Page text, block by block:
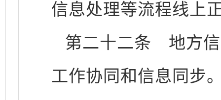
信息处理等流程线上
第二十二条 地方信
工作协同和信息同步